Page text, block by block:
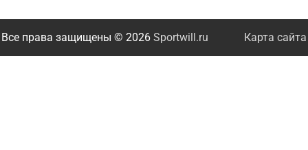
Все права защищены © 2026 Sportwill.ru Карта сайта